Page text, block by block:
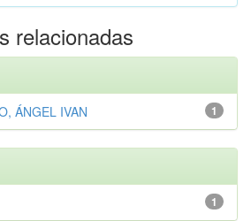
relacionadas
1
ÁNGEL IVAN
1